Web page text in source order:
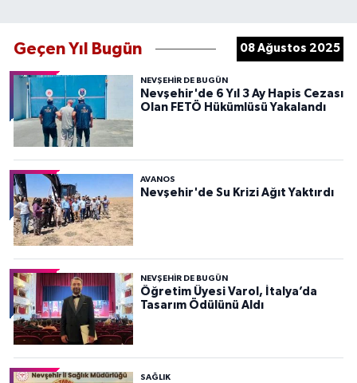
Geçen Yıl Bugün 08 Ağustos 2025
NEVŞEHIR DE BUGÜN
Nevşehir'de 6 Yıl 3 Ay Hapis Cezası
Olan FETÖ Hükümlüsü Yakalandı
AVANOS
Nevşehir'de Su Krizi Ağıt Yaktırdı
NEVŞEHIR DE BUGÜN
Öğretim Üyesi Varol, İtalya’da
Tasarım Ödülünü Aldı
SAĞLIK